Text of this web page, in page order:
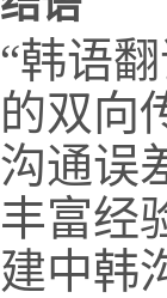
“韩语
的双向
沟通误
丰富经
建中韩